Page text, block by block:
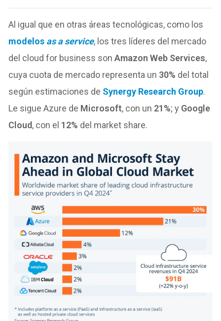
Al igual que en otras áreas tecnológicas, como los
modelos as a service, los tres líderes del mercado
del cloud for business sonAmazon Web Services,
cuya cuota de mercado representa un 30% del total
según estimaciones de Synergy Research Group.
Le sigue Azure de Microsoft, con un 21%; y Google
Cloud, con el 12% del market share.